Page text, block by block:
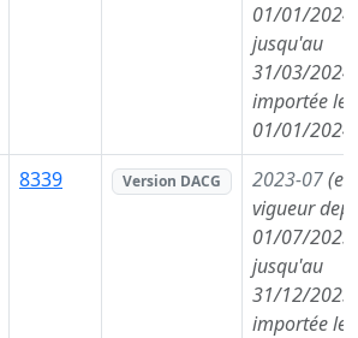
01/01/2024,
jusqu'au
31/03/2024,
importée le
01/01/2024)
8339 Version DACG 2023-07(en
vigueur
01/07/2023,
jusqu'au
31/12/2023,
importée le